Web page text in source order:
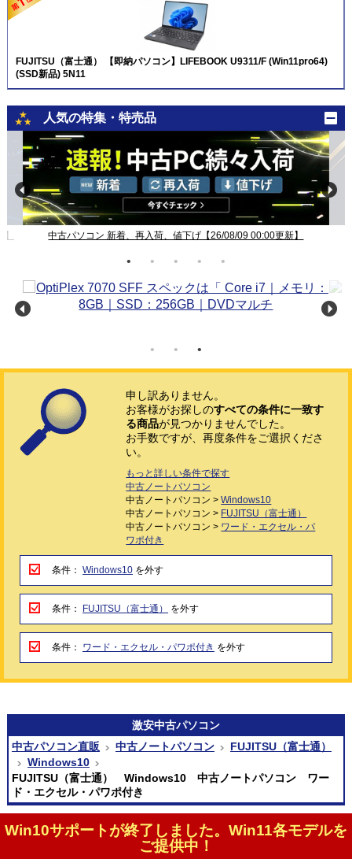
FUJITSU（富士通） 【即納パソコン】LIFEBOOK U9311/F (Win11pro64)
(SSD新品) 5N11
人気の特集・特売品
中古パソコン 新着、再入荷、値下げ【26/08/09 00:00更新】
申し訳ありません。
お客様がお探しのすべての条件に一致す
る商品が見つかりませんでした。
お手数ですが、再度条件をご選択くださ
い。
もっと詳しい条件で探す
中古ノートパソコン
中古ノートパソコン >Windows10
中古ノートパソコン > FUJITSU（富士通）
中古ノートパソコン > ワード・エクセル・パ
ワポ付き
条件： Windows10 を外す
条件： FUJITSU（富士通） を外す
条件： ワード・エクセル・パワポ付き を外す
激安中古パソコン
中古パソコン直販
中古ノートパソコン
FUJITSU（富士通）
Windows10
FUJITSU（富士通） Windows10 中古ノートパソコン ワー
ド・エクセル・パワポ付き
Win10サポートが終了しました。Win11各モデルを
ご提供中！